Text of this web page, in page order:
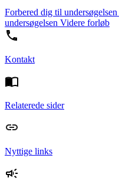
Forbered dig til undersøgelsen
undersøgelsen Videre forløb
Kontakt
Relaterede sider
Nyttige links